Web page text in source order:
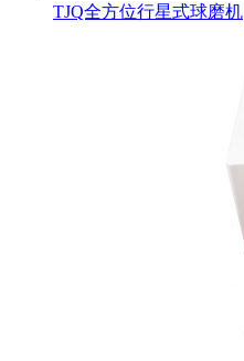
TJQ全方位行星式球磨机